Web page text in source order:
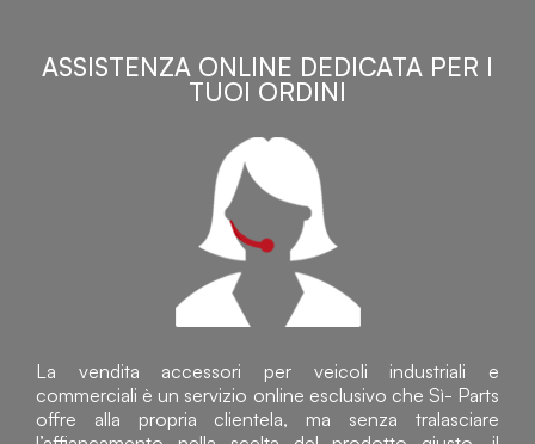
ASSISTENZA ONLINE DEDICATA PER I
TUOI ORDINI
La vendita accessori per veicoli industriali e
commerciali è un servizio online esclusivo che Sì- Parts
offre alla propria clientela, ma senza tralasciare